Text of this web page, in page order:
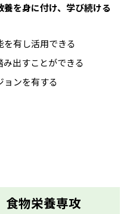
を身に付け、学び続ける
有し活用できる
出すことができる
ンを有する
物栄養専攻